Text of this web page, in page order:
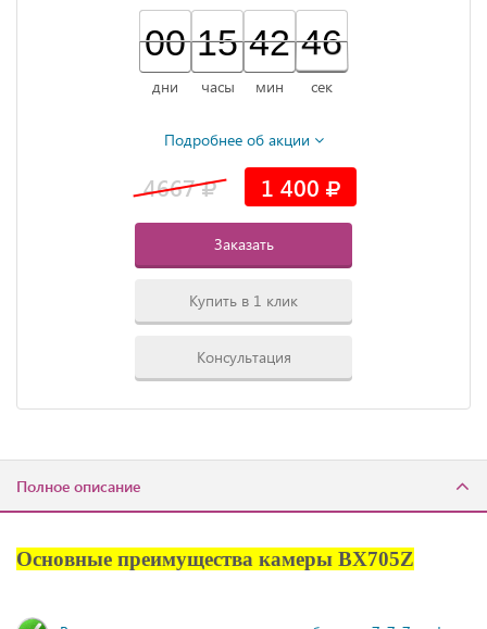
00
00
00
дни
15
15
00
часы
42
42
00
мин
46
46
47
сек
Подробнее об акции
4667 1 400
Заказать
Купить в 1 клик
Консультация
Полное описание
Основные преимущества камеры BX705Z